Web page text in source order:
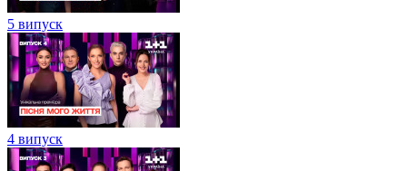
5 випуск
4 випуск